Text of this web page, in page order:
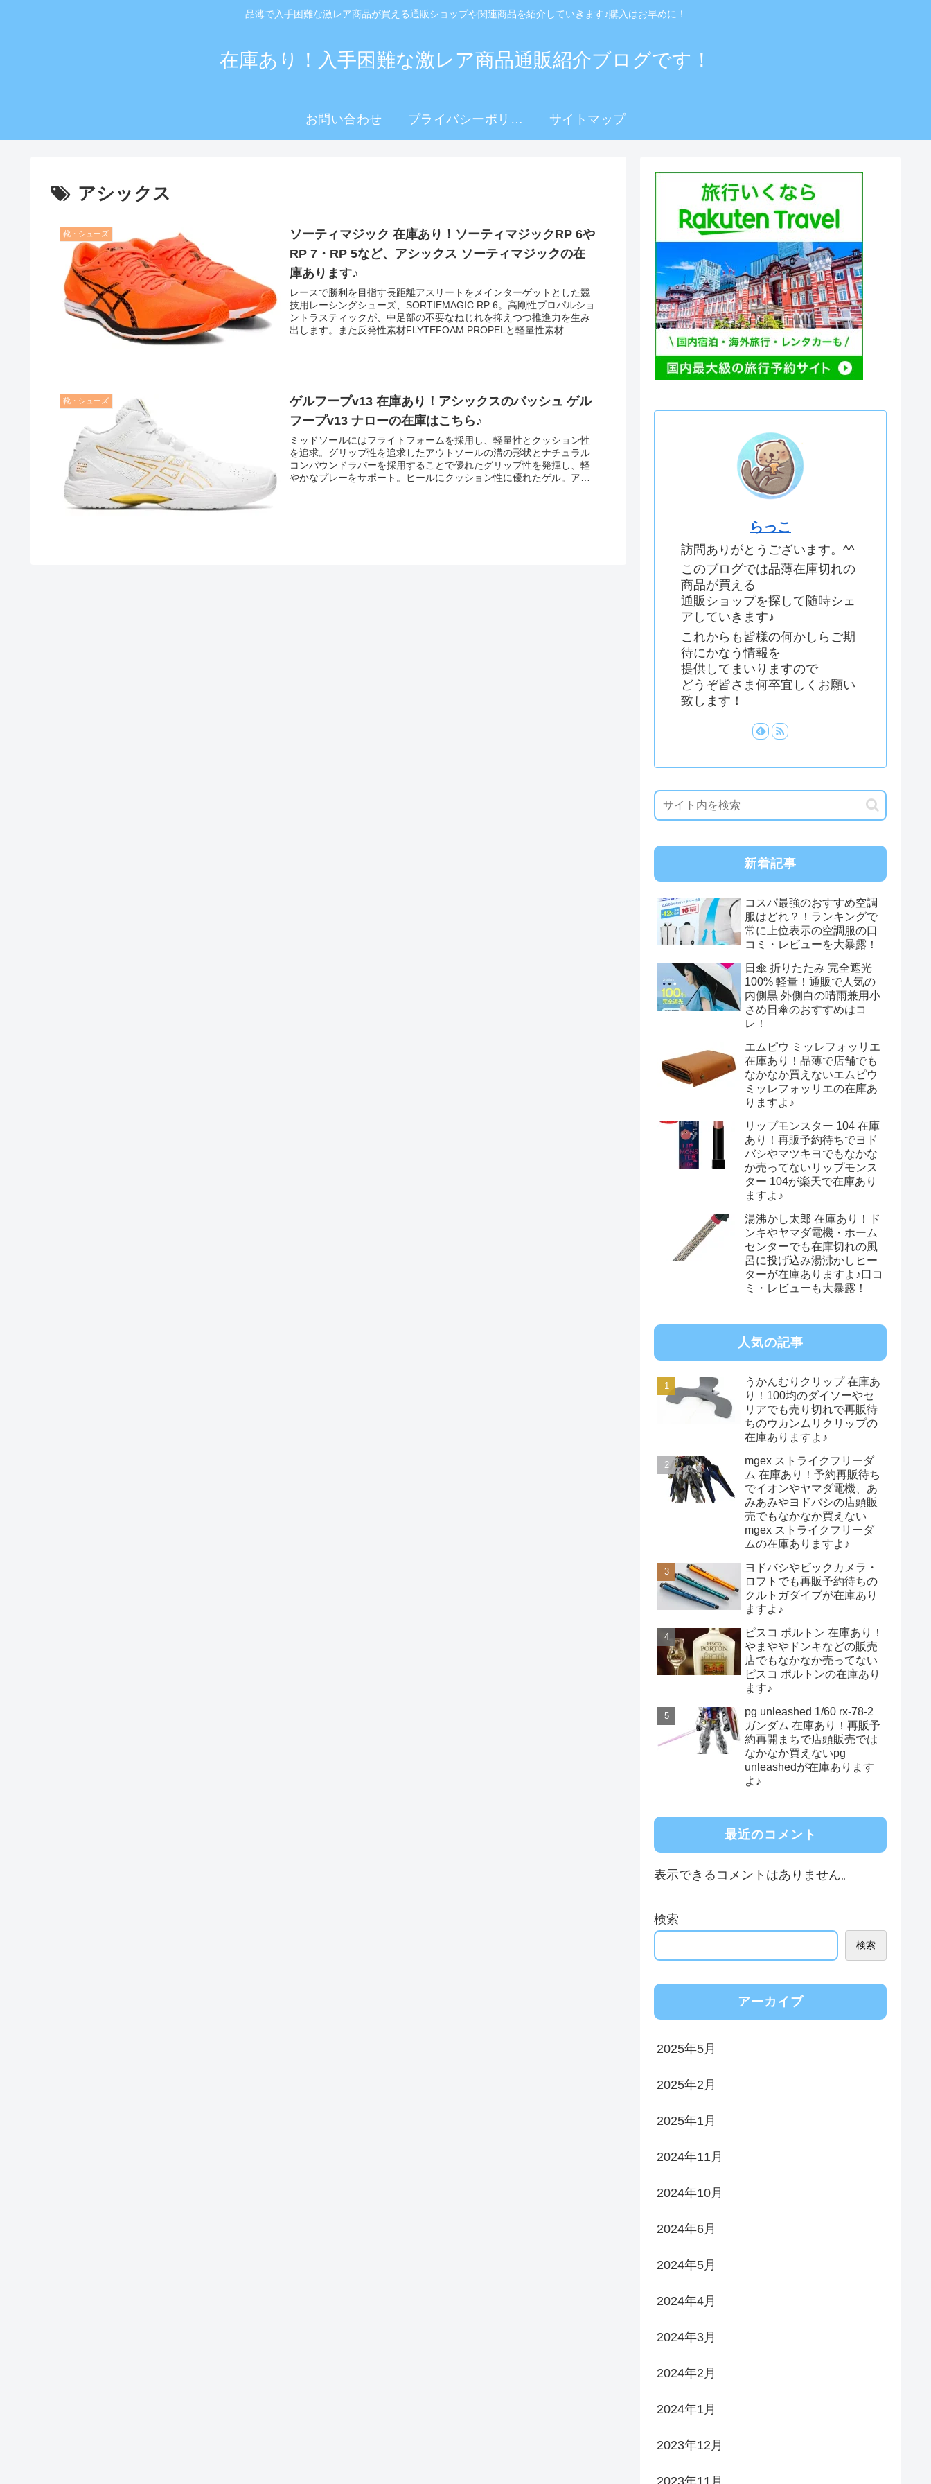
品薄で入手困難な激レア商品が買える通販ショップや関連商品を紹介していきます♪購入はお早めに！
在庫あり！入手困難な激レア商品通販紹介ブログです！
お問い合わせ プライバシーポリシ サイトマップ
アシックス
靴・シューズ
ソーティマジック 在庫あり！ソーティマジックRP 6や
RP 7・RP 5など、アシックス ソーティマジックの在
庫あります♪
レースで勝利を目指す長距離アスリートをメインターゲットとした競
技用レーシングシューズ、SORTIEMAGIC RP 6。高剛性プロパルショ
ントラスティックが、中足部の不要なねじれを抑えつつ推進力を生み
出します。また反発性素材FLYTEFOAM PROPELと軽量性素材
のコンビネーションが、蹴り出し局面の終盤まで地面をとらえ続け、
スピードに乗った走りを実現します。
靴・シューズ
ゲルフープv13 在庫あり！アシックスのバッシュ ゲル
フープv13 ナローの在庫はこちら♪
ミッドソールにはフライトフォームを採用し、軽量性とクッション性
を追求。グリップ性を追求したアウトソールの溝の形状とナチュラル
コンパウンドラバーを採用することで優れたグリップ性を発揮し、軽
やかなプレーをサポート。ヒールにクッション性に優れたゲル。アウ
らっこ
訪問ありがとうございます。^^
このブログでは品薄在庫切れの
商品が買える
通販ショップを探して随時シェ
アしていきます♪
これからも皆様の何かしらご期
待にかなう情報を
提供してまいりますので
どうぞ皆さま何卒宜しくお願い
致します！
新着記事
コスパ最強のおすすめ空調
服はどれ？！ランキングで
常に上位表示の空調服の口
コミ・レビューを大暴露！
日傘 折りたたみ 完全遮光
100% 軽量！通販で人気の
内側黒 外側白の晴雨兼用小
さめ日傘のおすすめはコ
レ！
エムピウ ミッレフォッリエ
在庫あり！品薄で店舗でも
なかなか買えないエムピウ
ミッレフォッリエの在庫あ
りますよ♪
リップモンスター 104 在庫
あり！再販予約待ちでヨド
バシやマツキヨでもなかな
か売ってないリップモンス
ター 104が楽天で在庫あり
ますよ♪
湯沸かし太郎 在庫あり！ド
ンキやヤマダ電機・ホーム
センターでも在庫切れの風
呂に投げ込み湯沸かしヒー
ターが在庫ありますよ♪口コ
ミ・レビューも大暴露！
人気の記事
うかんむりクリップ 在庫あ
り！100均のダイソーやセ
リアでも売り切れで再販待
ちのウカンムリクリップの
在庫ありますよ♪
mgex ストライクフリーダ
ム 在庫あり！予約再販待ち
でイオンやヤマダ電機、あ
みあみやヨドバシの店頭販
売でもなかなか買えない
mgex ストライクフリーダ
ムの在庫ありますよ♪
ヨドバシやビックカメラ・
ロフトでも再販予約待ちの
クルトガダイブが在庫あり
ますよ♪
ピスコ ポルトン 在庫あり！
やまややドンキなどの販売
店でもなかなか売ってない
ピスコ ポルトンの在庫あり
ます♪
pg unleashed 1/60 rx-78-2
ガンダム 在庫あり！再販予
約再開まちで店頭販売では
なかなか買えないpg
unleashedが在庫あります
よ♪
最近のコメント
表示できるコメントはありません。
検索
検索
アーカイブ
2025年5月
2025年2月
2025年1月
2024年11月
2024年10月
2024年6月
2024年5月
2024年4月
2024年3月
2024年2月
2024年1月
2023年12月
2023年11月